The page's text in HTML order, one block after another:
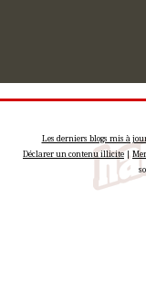
Les derniers blogs mis à
Déclarer un contenu illicite|